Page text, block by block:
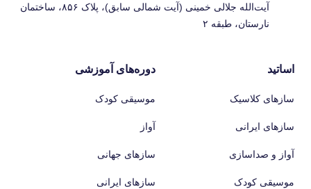
آیت‌الله جلالی خمینی (آیت شمالی سابق)، پلاک ۸۵۶، ساختمان
نارستان، طبقه ۲
اساتید
سازهای کلاسیک
سازهای ایرانی
آواز و صداسازی
موسیقی کودک
دوره‌های آموزشی
موسیقی کودک
آواز
سازهای جهانی
سازهای ایرانی